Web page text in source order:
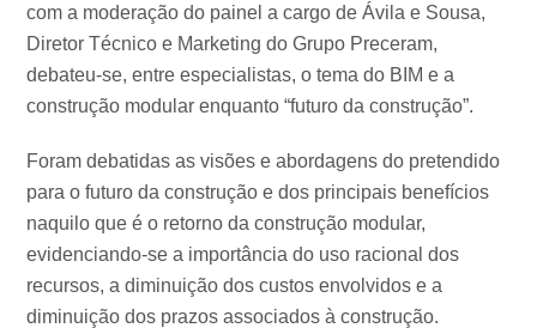
com a moderação do painel a cargo de Ávila e Sousa,
Diretor Técnico e Marketing do Grupo Preceram,
debateu-se, entre especialistas, o tema do BIM e a
construção modular enquanto “futuro da construção”.
Foram debatidas as visões e abordagens do pretendido
para o futuro da construção e dos principais benefícios
naquilo que é o retorno da construção modular,
evidenciando-se a importância do uso racional dos
recursos, a diminuição dos custos envolvidos e a
diminuição dos prazos associados à construção.